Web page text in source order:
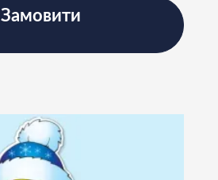
Замовити